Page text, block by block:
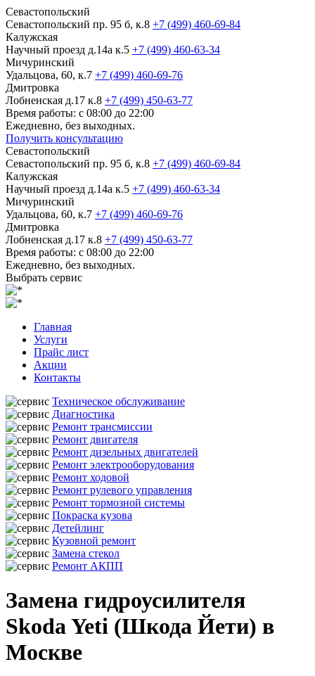
Севастопольский
Севастопольский пр. 95 б, к.8 +7 (499) 460-69-84
Калужская
Научный проезд д.14а к.5 +7 (499) 460-63-34
Мичуринский
Удальцова, 60, к.7 +7 (499) 460-69-76
Дмитровка
Лобненская д.17 к.8 +7 (499) 450-63-77
Время работы: с 08:00 до 22:00
Ежедневно, без выходных.
Получить консультацию
Севастопольский
Севастопольский пр. 95 б, к.8 +7 (499) 460-69-84
Калужская
Научный проезд д.14а к.5 +7 (499) 460-63-34
Мичуринский
Удальцова, 60, к.7 +7 (499) 460-69-76
Дмитровка
Лобненская д.17 к.8 +7 (499) 450-63-77
Время работы: с 08:00 до 22:00
Ежедневно, без выходных.
Выбрать сервис
Главная
Услуги
Прайс лист
Акции
Контакты
Техническое обслуживание
Диагностика
Ремонт трансмиссии
Ремонт двигателя
Ремонт дизельных двигателей
Ремонт электрооборудования
Ремонт ходовой
Ремонт рулевого управления
Ремонт тормозной системы
Покраска кузова
Детейлинг
Кузовной ремонт
Замена стекол
Ремонт АКПП
Замена гидроусилителя
Skoda Yeti (Шкода Йети) в
Москве